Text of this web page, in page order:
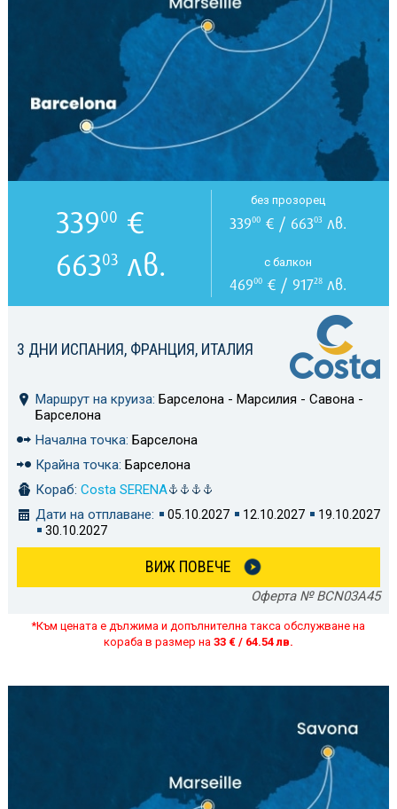
3 ДНИ ИСПАНИЯ, ФРАНЦИЯ, ИТАЛИЯ
Маршрут на круиза: Барселона - Марсилия - Савона -
Барселона
Начална точка: Барселона
Крайна точка: Барселона
Кораб: Costa SERENA
Дати на отплаване:
05.10.2027 12.10.2027
19.10.2027
30.10.2027
ВИЖ ПОВЕЧЕ
Оферта № BCN03A45
33900 €
66303 лв.
без прозорец
33900€ / 66303лв.
с балкон
46900€ / 91728лв.
*Към цената е дължима и допълнителна такса обслужване на
кораба в размер на 33 € / 64.54 лв.